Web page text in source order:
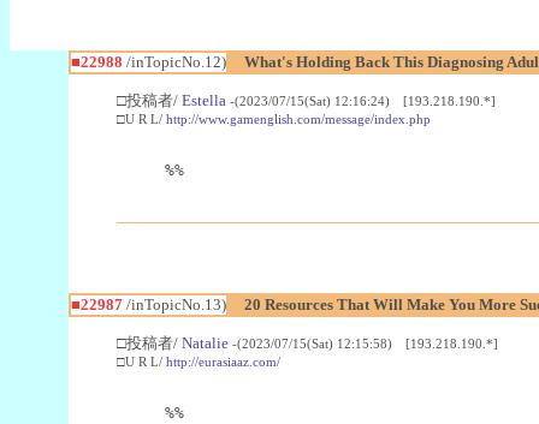
■22988 /inTopicNo.12) What's Holding Back This Diagnosing
□投稿者/ Estella -(2023/07/15(Sat) 12:16:24) [193.218.190.*]
□U R L/ http://www.gamenglish.com/message/index.php
%%
■22987/inTopicNo.13) 20 Resources That Will Make You More
□投稿者/ Natalie -(2023/07/15(Sat) 12:15:58) [193.218.190.*]
□U R L/ http://eurasiaaz.com/
%%